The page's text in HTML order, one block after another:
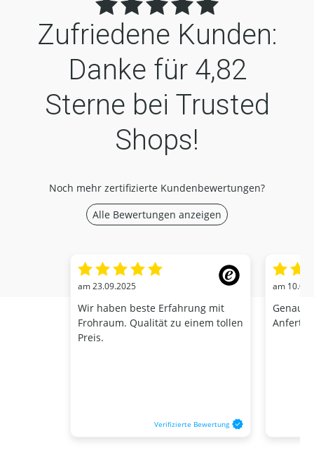
Zufriedene Kunden:
Danke für 4,82
Sterne bei Trusted
Shops!
Noch mehr zertifizierte Kundenbewertungen?
Alle Bewertungen anzeigen
am 23.09.2025
Wir haben beste Erfahrung mit
Frohraum. Qualität zu einem tollen
Preis.
Verifizierte Bewertung
am
Genaue